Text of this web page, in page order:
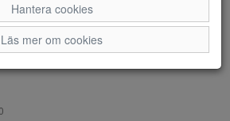
Hantera cookies
Läs mer om cookies